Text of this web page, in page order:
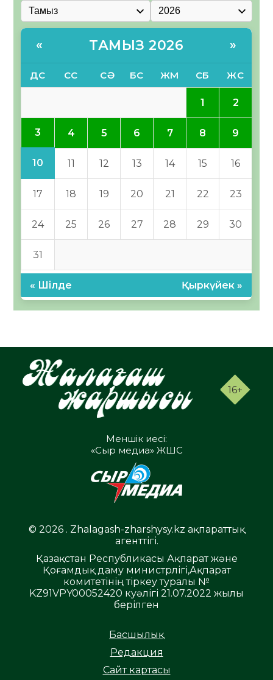
« ТАМЫЗ 2026 »
ДС СС СӘ БС ЖМ СБ ЖС
1 2
3 4 5 6 7 8 9
10 11 12 13 14 15 16
17 18 19 20 21 22 23
24 25 26 27 28 29 30
31
« Шілде Қыркүйек »
16+
Меншік иесі:
«Сыр медиа» ЖШС
© 2026 . Zhalagash-zharshysy.kz ақпараттық
агенттігі.
Қазақстан Республикасы Ақпарат және
Қоғамдық даму министрлігі,Ақпарат
комитетінің тіркеу туралы №
KZ91VPY00052420 куәлігі 21.07.2022 жылы
берілген
Басшылық
Редакция
Сайт картасы